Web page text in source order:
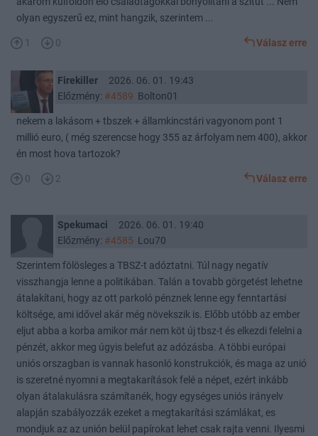
olyan egyszerű ez, mint hangzik, szerintem ...
1 0 Válasz erre
Firekiller
2026. 06. 01. 19:43
Előzmény: #4589 Bolton01
nekem a lakásom + tbszek + államkincstári vagyonom pont 1
millió euro, ( még szerencse hogy 355 az árfolyam nem 400), akkor
én most hova tartozok?
0 2 Válasz erre
Spekumaci
2026. 06. 01. 19:40
Előzmény: #4585 Lou70
Szerintem fölösleges a TBSZ-t adóztatni. Túl nagy negatív
visszhangja lenne a politikában. Talán a tovabb görgetést lehetne
átalakítani, hogy az ott parkoló pénznek lenne egy fenntartási
költsége, ami idővel akár még növekszik is. Előbb utóbb az ember
eljut abba a korba amikor már nem köt új tbsz-t és elkezdi felelni a
pénzét, akkor meg úgyis belefut az adózásba. A többi európai
uniós orszagban is vannak hasonló konstrukciók, és maga az unió
is szeretné nyomni a megtakarítások felé a népet, ezért inkább
olyan átalakulásra számítanék, hogy egységes uniós irányelv
alapján szabályozzák ezeket a megtakarítási számlákat, es
mondjuk az az unión belül papírokat lehet csak rajta venni. Ilyesmi